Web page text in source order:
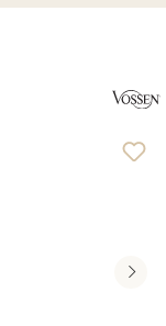
5 Sternen